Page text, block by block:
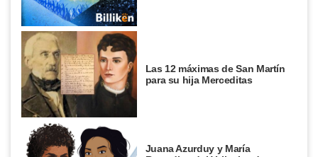
Las 12 máximas de San Martín
para su hija Merceditas
Juana Azurduy y María